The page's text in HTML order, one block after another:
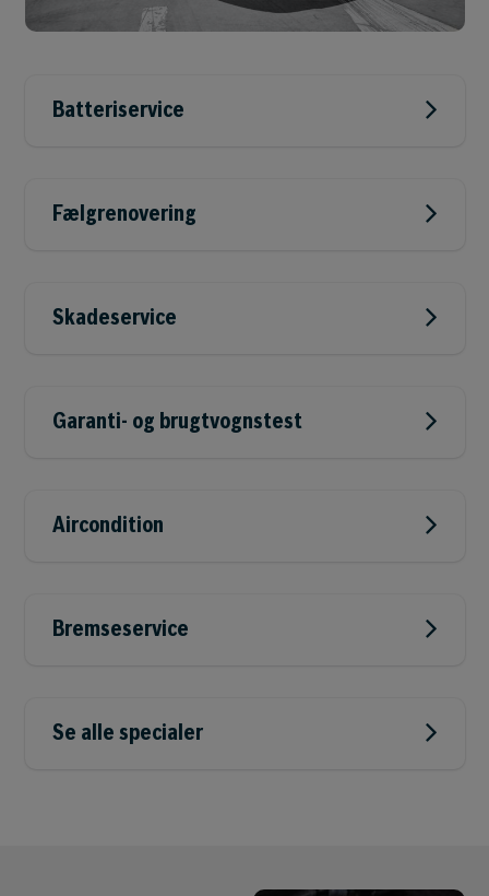
Batteriservice
Fælgrenovering
Skadeservice
Garanti- og brugtvognstest
Aircondition
Bremseservice
Se alle specialer